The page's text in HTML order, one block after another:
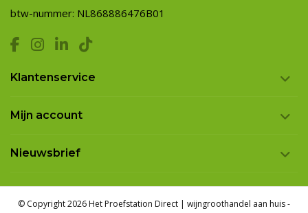
btw-nummer: NL868886476B01
Klantenservice
Mijn account
Nieuwsbrief
© Copyright 2026 Het Proefstation Direct | wijngroothandel aan huis-